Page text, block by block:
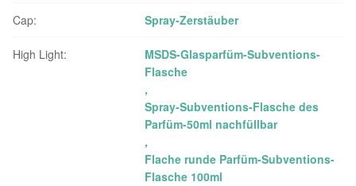
Cap: Spray-Zerstäuber
High Light:
MSDS-Glasparfüm-Subventions-
Flasche
,
Spray-Subventions-Flasche des
Parfüm-50ml nachfüllbar
,
Flache runde Parfüm-Subventions-
Flasche 100ml